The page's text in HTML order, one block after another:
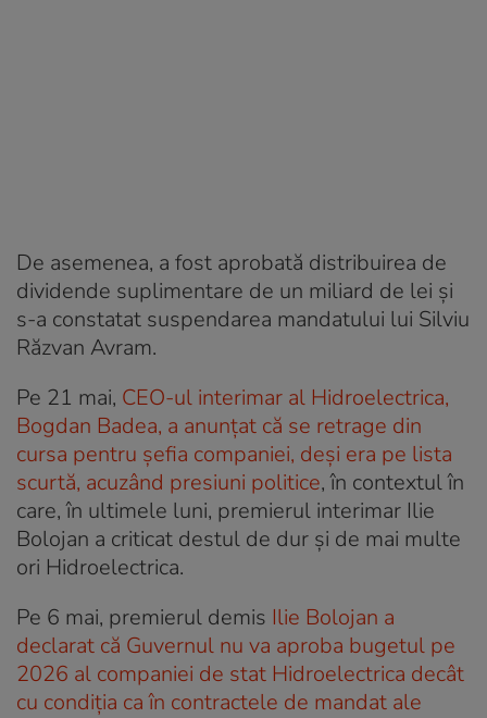
De asemenea, a fost aprobată distribuirea de
dividende suplimentare de un miliard de lei și
s-a constatat suspendarea mandatului lui Silviu
Răzvan Avram.
Pe 21 mai, CEO-ul interimar al Hidroelectrica,
Bogdan Badea, a anunțat că se retrage din
cursa pentru șefia companiei, deși era pe lista
scurtă, acuzând presiuni politice, în contextul în
care, în ultimele luni, premierul interimar Ilie
Bolojan a criticat destul de dur şi de mai multe
ori Hidroelectrica.
Pe 6 mai, premierul demis Ilie Bolojan a
declarat că Guvernul nu va aproba bugetul pe
2026 al companiei de stat Hidroelectrica decât
cu condiția ca în contractele de mandat ale